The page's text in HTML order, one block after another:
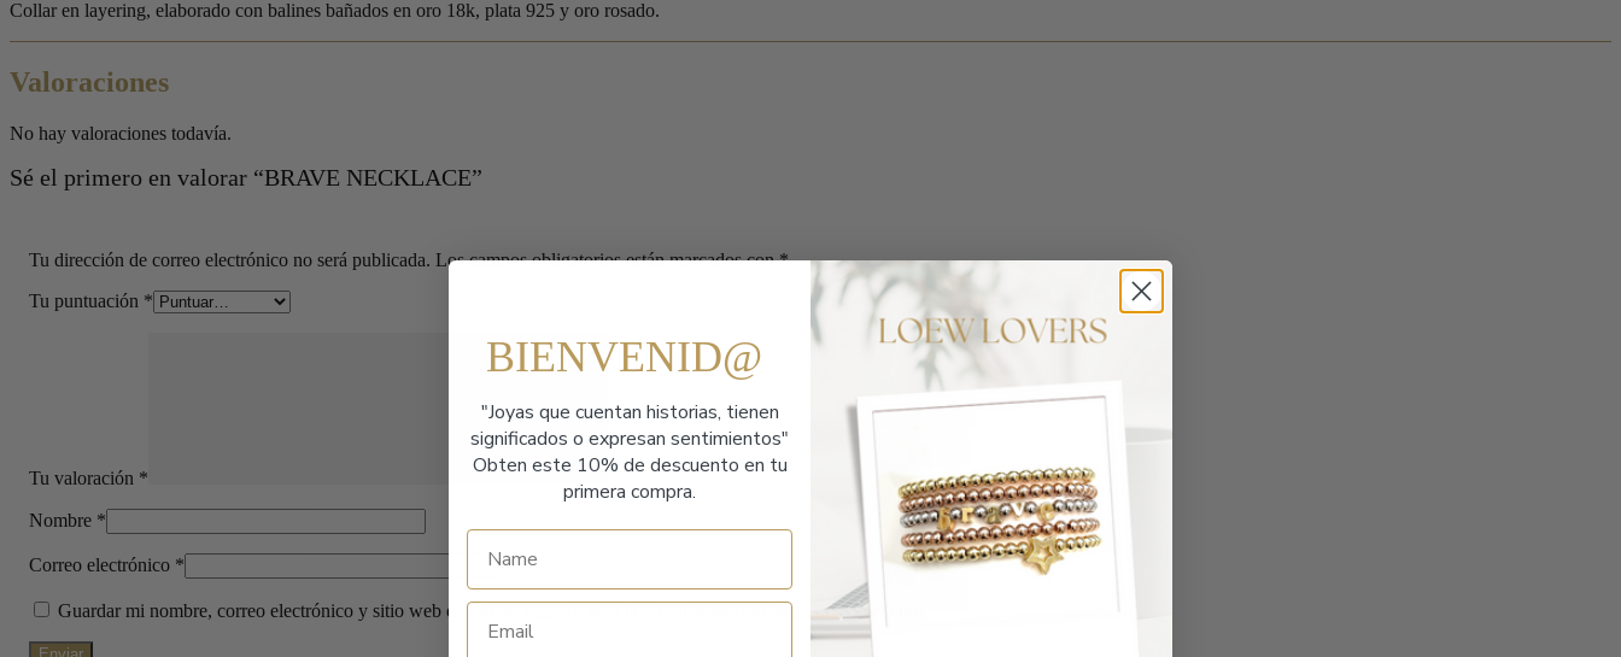
Collar en layering, elaborado con balines bañados en oro 18k, plata 925 y oro rosado.
Valoraciones
No hay valoraciones todavía.
Sé el primero en valorar “BRAVE NECKLACE”
Tu dirección de correo electrónico no será publicada. Los campos obligatorios están marcados con*
Tu puntuación *
Tu valoración *
Nombre *
Correo electrónico *
Guardar mi nombre, correo electrónico y sitio web en este navegador para la próxima vez que haga un comentario.
BIENVENID@
"Joyas que cuentan historias, tienen
significados o expresan sentimientos"
Obten este 10% de descuento en tu
primera compra.